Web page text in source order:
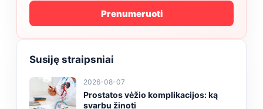
Prenumeruoti
Susiję straipsniai
2026-08-07
Prostatos vėžio komplikacijos: ką
svarbu žinoti